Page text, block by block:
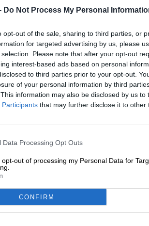
Do Not Process My Personal
opt-out of the sale, sharing to third parties, or
for targeted advertising by us, please
Please note that after your opt-out
interest-based ads based on personal
to third parties prior to your opt-out.
of your personal information by third
information may also be disclosed by us to
Participants that may further disclose it to other
Data Processing Opt Outs
opt-out of processing my Personal Data for
CONFIRM
Descripción Información
Garage Beer, una cervecería de
día, su primer pensamiento por la
conversación apasionado no solo
compartir su entusiasmo ardiente,
cervecería organiza un gran
cervecero que atrae a cervecerías
celebrar. Esta ocasión festiva
en la industria cervecera se
dos o más cervecerías con el
Garage Beer y la cervecería
últimos años y unieron fuerzas
potente cerveza India Pale Ale
La bebida, densamente turbia y